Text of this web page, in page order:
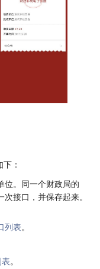
：
位。同一个财政局的
接口，并保存起来。
列表。
。